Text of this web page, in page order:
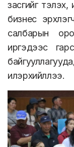
засгийг
бизнес
салбарын
иргэдээс
илэрхийллээ.